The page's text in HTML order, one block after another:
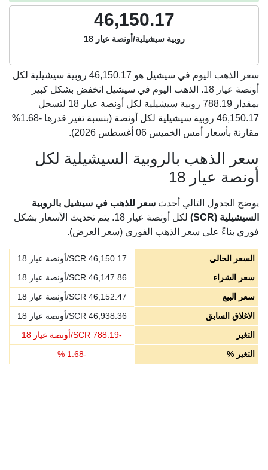
46,150.17
روبية سيشيلية/أونصة عيار 18
سعر الذهب اليوم في سيشيل هو 46,150.17 روبية سيشيلية لكل
أونصة عيار 18. الذهب اليوم في سيشيل انخفض بشكل كبير
بمقدار 788.19 روبية سيشيلية لكل أونصة عيار 18 لتسجل
46,150.17 روبية سيشيلية لكل أونصة (بنسبة تغير قدرها -1.68%
مقارنة بأسعار أمس الخميس 06 أغسطس 2026).
سعر الذهب بالروبية السيشيلية لكل
أونصة عيار 18
يوضح الجدول التالي أحدث سعر للذهب في سيشيل بالروبية
السيشيلية (SCR)
لكل أونصة عيار 18. يتم تحديث الأسعار بشكل
فوري بناءً على سعر الذهب الفوري (سعر العرض).
السعر الحالي 46,150.17
سعر الشراء
46,147.86
سعر البيع
46,152.47
الاغلاق السابق
46,938.36
التغير
-
788.19
التغير %
-
1.68
%